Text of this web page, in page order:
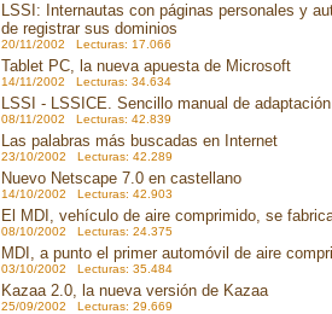
LSSI: Internautas con páginas personales y
de registrar sus dominios
20/11/2002 Lecturas: 17.066
Tablet PC, la nueva apuesta de Microsoft
14/11/2002 Lecturas: 34.634
LSSI - LSSICE. Sencillo manual de
08/11/2002 Lecturas: 42.839
Las palabras más buscadas en Internet
23/10/2002 Lecturas: 42.289
Nuevo Netscape 7.0 en castellano
14/10/2002 Lecturas: 42.903
El MDI, vehículo de aire comprimido, se
08/10/2002 Lecturas: 24.375
MDI, a punto el primer automóvil de aire
03/10/2002 Lecturas: 35.484
Kazaa 2.0, la nueva versión de Kazaa
25/09/2002 Lecturas: 29.669